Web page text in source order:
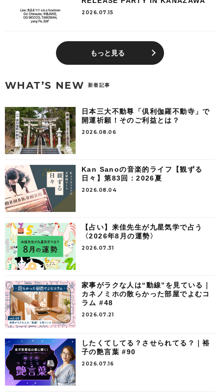
2026.07.15
もっと見る
WHAT’S NEW 新着記事
日本三大不動尊「倶利伽羅不動寺」で
開運祈願！そのご利益とは？
2026.08.06
Kan Sanoの音楽的ライフ【観ずる
日々】第83回：2026夏
2026.08.04
【占い】来佳先生が九星気学で占う
〈2026年8月の運勢〉
2026.07.31
家事がラクな人は“動線”を見ている｜
カネノミホの散らかった部屋でよむコ
ラム #48
2026.07.21
したくてしてる？させられてる？｜裕
子の艶言葉 #90
2026.07.16